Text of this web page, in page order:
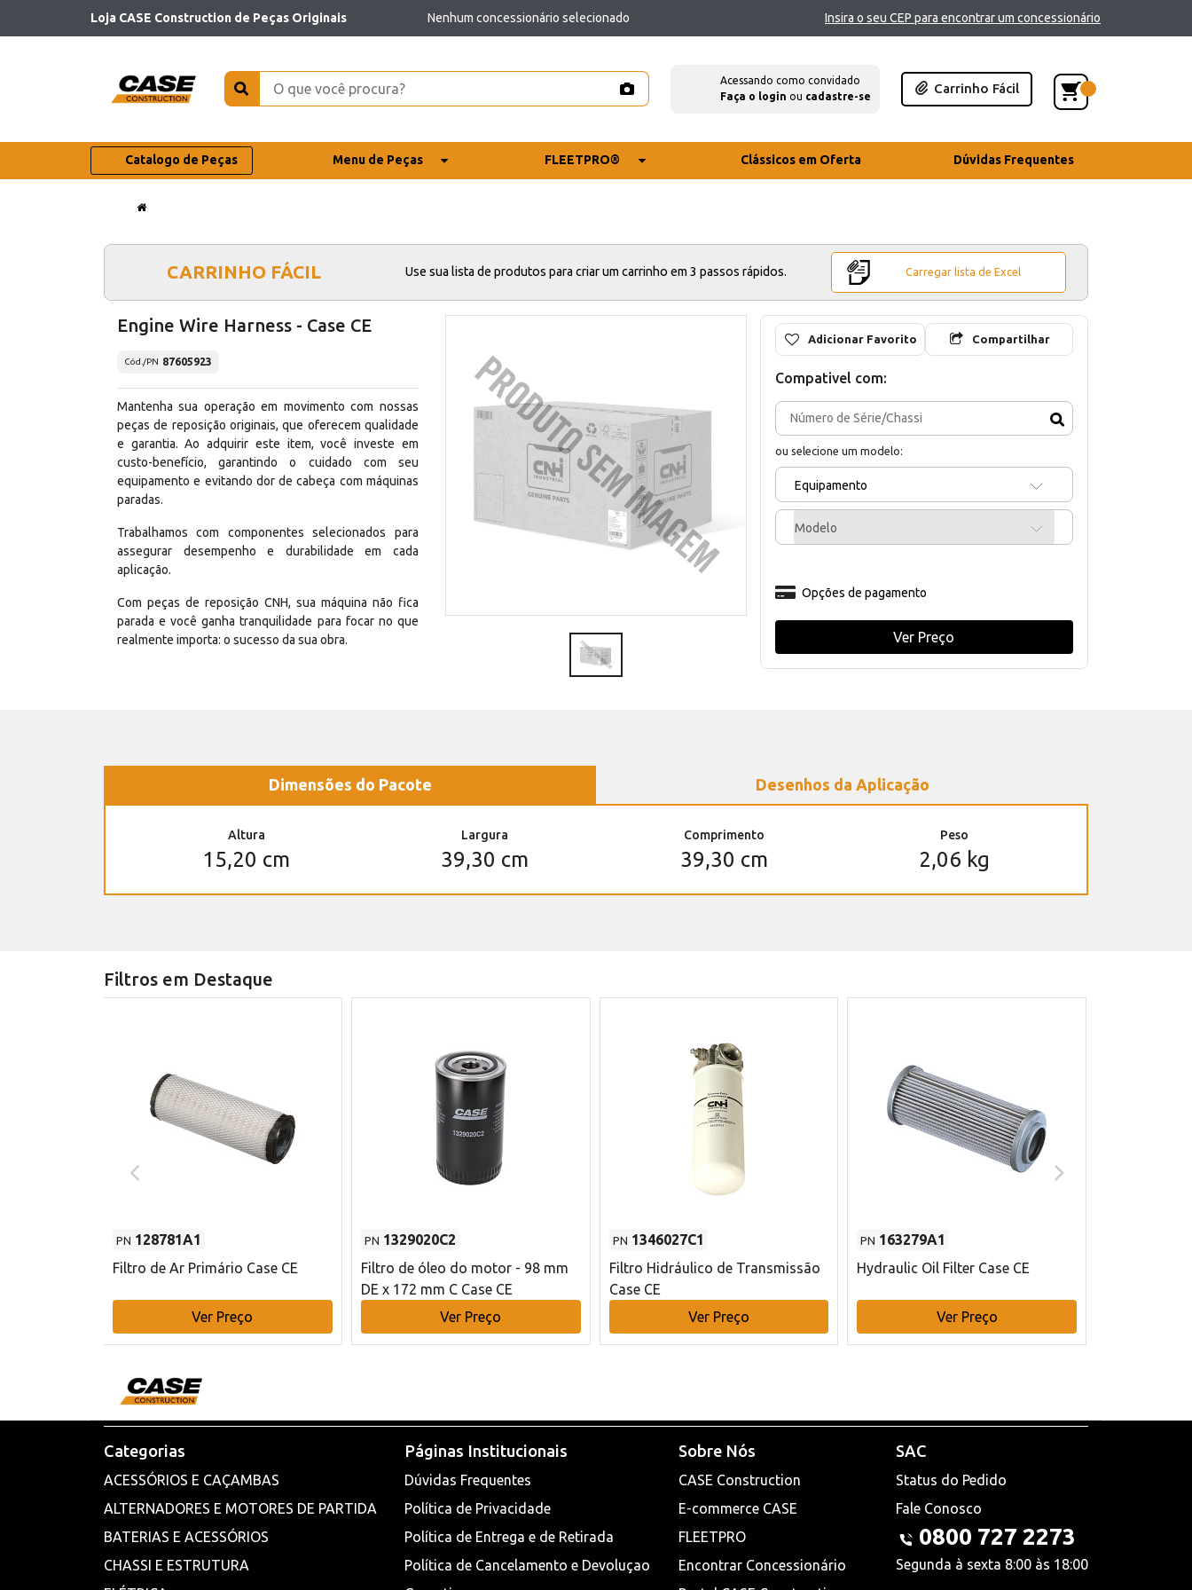
Loja CASE Construction de Peças Originais Nenhum concessionário selecionado Insira o seu CEP para encontrar um concessionário
Acessando como convidado
Faça o login ou cadastre-se
Carrinho Fácil
Catalogo de Peças Menu de Peças FLEETPRO® Clássicos em Oferta Dúvidas Frequentes
CARRINHO FÁCIL Use sua lista de produtos para criar um carrinho em 3 passos rápidos. Carregar lista de Excel
Engine Wire Harness - Case CE
Cód./PN 87605923
Mantenha sua operação em movimento com nossas
peças de reposição originais, que oferecem qualidade
e garantia. Ao adquirir este item, você investe em
custo-benefício, garantindo o cuidado com seu
equipamento e evitando dor de cabeça com máquinas
paradas.
Trabalhamos com componentes selecionados para
assegurar desempenho e durabilidade em cada
aplicação.
Com peças de reposição CNH, sua máquina não fica
parada e você ganha tranquilidade para focar no que
realmente importa: o sucesso da sua obra.
Adicionar Favorito Compartilhar
Compativel com:
ou selecione um modelo:
Equipamento
Modelo
Opções de pagamento
Ver Preço
Dimensões do Pacote Desenhos da Aplicação
Altura
15,20 cm
Largura
39,30 cm
Comprimento
39,30 cm
Peso
2,06 kg
Filtros em Destaque
PN 128781A1
Filtro de Ar Primário Case CE
Ver Preço
PN 1329020C2
Filtro de óleo do motor - 98 mm
DE x 172 mm C Case CE
Ver Preço
PN 1346027C1
Filtro Hidráulico de Transmissão
Case CE
Ver Preço
PN 163279A1
Hydraulic Oil Filter Case CE
Ver Preço
Categorias
ACESSÓRIOS E CAÇAMBAS
ALTERNADORES E MOTORES DE PARTIDA
BATERIAS E ACESSÓRIOS
CHASSI E ESTRUTURA
Páginas Institucionais
Dúvidas Frequentes
Política de Privacidade
Política de Entrega e de Retirada
Política de Cancelamento e Devoluçao
Sobre Nós
CASE Construction
E-commerce CASE
FLEETPRO
Encontrar Concessionário
SAC
Status do Pedido
Fale Conosco
0800 727 2273
Segunda à sexta 8:00 às 18:00